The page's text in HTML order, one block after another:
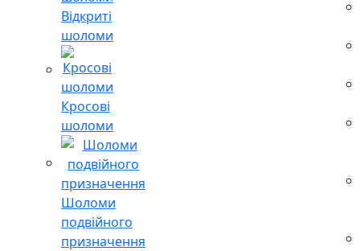
Відкриті
шоломи
Кросові
шоломи
Шоломи
подвійного
призначення